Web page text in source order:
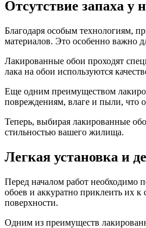
Отсутствие запаха у
Благодаря особым технологиям,
материалов. Это особенно важно
Лакированные обои проходят
лака на обои используются
Еще одним преимуществом
повреждениям, влаге и пыли, что
Теперь, выбирая лакированные
стильностью вашего жилища.
Легкая установка и
Перед началом работ необходимо
обоев и аккуратно приклеить их
поверхности.
Одним из преимуществ